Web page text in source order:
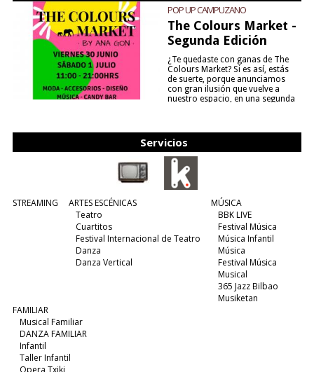
POP UP CAMPUZANO
The Colours Market -
Segunda Edición
¿Te quedaste con ganas de The
Colours Market? Si es así, estás
de suerte, porque anunciamos
con gran ilusión que vuelve a
nuestro espacio, en una segunda
Servicios
STREAMING
ARTES ESCÉNICAS
Teatro
Cuartitos
Festival Internacional de Teatro
Danza
Danza Vertical
MÚSICA
BBK LIVE
Festival Música
Música Infantil
Música
Festival Música
Musical
365 Jazz Bilbao
Musiketan
FAMILIAR
Musical Familiar
DANZA FAMILIAR
Infantil
Taller Infantil